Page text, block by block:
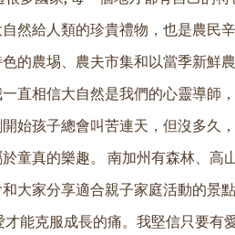
然給人類的珍貴禮物，也是農民
的農埸、農夫市集和以當季新鮮
直相信大自然是我們的心靈導師
始孩子總會叫苦連天，但沒多久
童真的樂趣。 南加州有森林、
大家分享適合親子家庭活動的景
能克服成長的痛。我堅信只要